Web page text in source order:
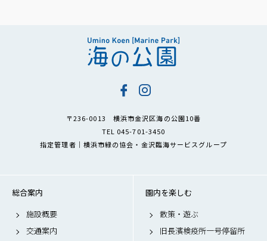
〒236-0013 横浜市金沢区海の公園10番
TEL 045-701-3450
指定管理者｜横浜市緑の協会・金沢臨海サービスグループ
総合案内
施設概要
交通案内
園内を楽しむ
散策・遊ぶ
旧長濱検疫所一号停留所